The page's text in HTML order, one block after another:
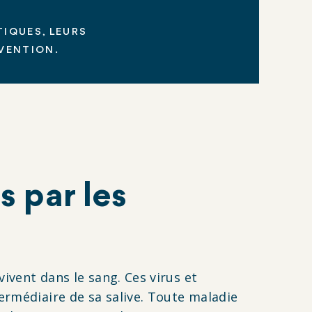
LEURS
par les
dans le sang. Ces virus et
de sa salive. Toute maladie